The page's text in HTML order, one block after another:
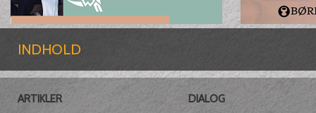
INDHOLD
ARTIKLER
DIALOG